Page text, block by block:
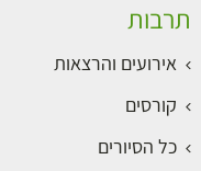
תרבות
אירועים והרצאות
קורסים
כל הסיורים